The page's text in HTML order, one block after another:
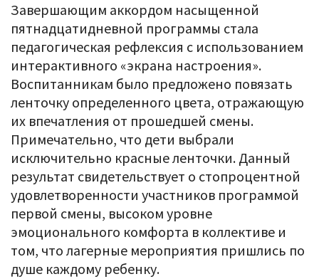
Завершающим аккордом насыщенной
пятнадцатидневной программы стала
педагогическая рефлексия с использованием
интерактивного «экрана настроения».
Воспитанникам было предложено повязать
ленточку определенного цвета, отражающую
их впечатления от прошедшей смены.
Примечательно, что дети выбрали
исключительно красные ленточки. Данный
результат свидетельствует о стопроцентной
удовлетворенности участников программой
первой смены, высоком уровне
эмоционального комфорта в коллективе и
том, что лагерные мероприятия пришлись по
душе каждому ребенку.